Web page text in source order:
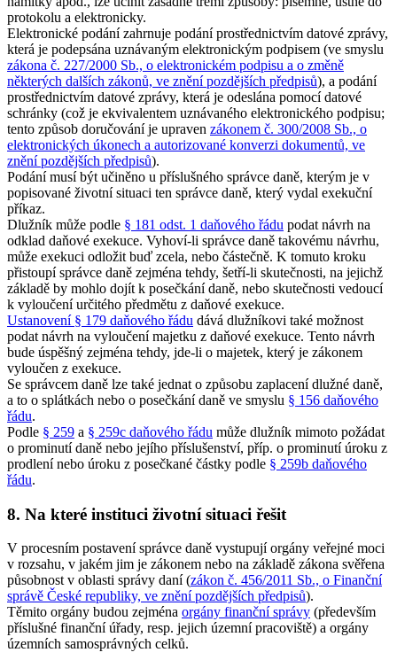
protokolu a elektronicky.
Elektronické podání zahrnuje podání prostřednictvím datové zprávy,
která je podepsána uznávaným elektronickým podpisem (ve smyslu
zákona č. 227/2000 Sb., o elektronickém podpisu a o změně
některých dalších zákonů, ve znění pozdějších předpisů), a podání
prostřednictvím datové zprávy, která je odeslána pomocí datové
schránky (což je ekvivalentem uznávaného elektronického podpisu;
tento způsob doručování je upraven zákonem č. 300/2008 Sb., o
elektronických úkonech a autorizované konverzi dokumentů, ve
znění pozdějších předpisů).
Podání musí být učiněno u příslušného správce daně, kterým je v
popisované životní situaci ten správce daně, který vydal exekuční
příkaz.
Dlužník může podle § 181 odst. 1 daňového řádu podat návrh na
odklad daňové exekuce. Vyhoví-li správce daně takovému návrhu,
může exekuci odložit buď zcela, nebo částečně. K tomuto kroku
přistoupí správce daně zejména tehdy, šetří-li skutečnosti, na jejichž
základě by mohlo dojít k posečkání daně, nebo skutečnosti vedoucí
k vyloučení určitého předmětu z daňové exekuce.
Ustanovení § 179 daňového řádu dává dlužníkovi také možnost
podat návrh na vyloučení majetku z daňové exekuce. Tento návrh
bude úspěšný zejména tehdy, jde-li o majetek, který je zákonem
vyloučen z exekuce.
Se správcem daně lze také jednat o způsobu zaplacení dlužné daně,
a to o splátkách nebo o posečkání daně ve smyslu § 156 daňového
řádu.
Podle § 259 a § 259c daňového řádu může dlužník mimoto požádat
o prominutí daně nebo jejího příslušenství, příp. o prominutí úroku z
prodlení nebo úroku z posečkané částky podle § 259b daňového
řádu.
8. Na které instituci životní situaci řešit
V procesním postavení správce daně vystupují orgány veřejné moci
v rozsahu, v jakém jim je zákonem nebo na základě zákona svěřena
působnost v oblasti správy daní (zákon č. 456/2011 Sb., o Finanční
správě České republiky, ve znění pozdějších předpisů).
Těmito orgány budou zejména orgány finanční správy (především
příslušné finanční úřady, resp. jejich územní pracoviště) a orgány
územních samosprávných celků.